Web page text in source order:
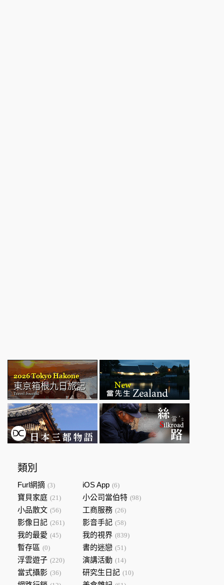
類別
Furl網摘 (3) iOS App (6)
寶貝家庭 (21) 小公司當伯特 (98)
小品散文 (56) 工商服務 (26)
影像日記 (261) 影音手記 (58)
我的最愛 (45) 我的視界 (839)
暫存區 (0) 書的迷戀 (51)
浮雲遊子 (220) 演講活動 (14)
當式攝影 (36) 研究生日記 (10)